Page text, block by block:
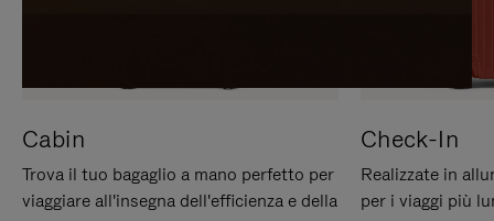
Cabin
Trova il tuo bagaglio a mano perfetto per
viaggiare all'insegna dell'efficienza e della
Check-In
Realizzate in
per i viaggi più